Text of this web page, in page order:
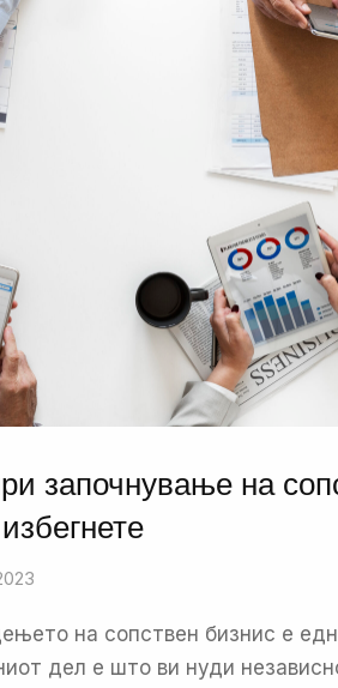
започнување на
на сопствен бизнис е
дел е што ви нуди